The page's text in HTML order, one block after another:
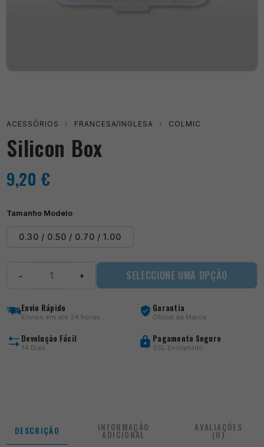
ACESSÓRIOS › FRANCESA/INGLESA › COLMIC
Silicon Box
9,20 €
Tamanho Modelo
0.30 / 0.50 / 0.70 / 1.00
− + SELECCIONE UMA OPÇÃO
Envio Rápido
Envios em até 24 horas
Garantia
Oficial da Marca
Devolução Fácil
14 Dias
Pagamento Seguro
SSL Encriptado
DESCRIÇÃO INFORMAÇÃO
ADICIONAL
AVALIAÇÕES
(0)